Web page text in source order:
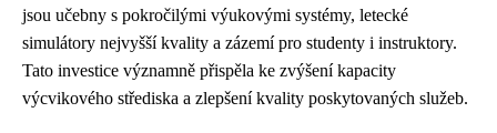
jsou učebny s pokročilými výukovými systémy, letecké
simulátory nejvyšší kvality a zázemí pro studenty i instruktory.
Tato investice významně přispěla ke zvýšení kapacity
výcvikového střediska a zlepšení kvality poskytovaných služeb.